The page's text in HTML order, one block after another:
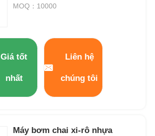
MOQ：10000
Giá tốt
nhất
Liên hệ
chúng tôi
Máy bơm chai xi-rô nhựa